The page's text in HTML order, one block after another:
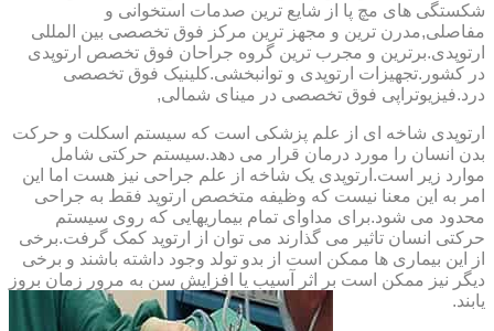
شکستگی های مچ پا از شایع ترین صدمات استخوانی و
مفاصلی,مدرن ترین و مجهز ترین مرکز فوق تخصصی بین المللی
ارتوپدی.برترین ‏و ‏مجرب ‏ترین ‏گروه ‏جراحان ‏فوق ‏تخصص ‏ارتوپدی
‏در ‏کشور.تجهیزات ارتوپدی و توانبخشی.کلینیک فوق تخصصی
درد.فیزیوتراپی فوق تخصصی در مینای شمالی,
ارتوپدی شاخه ای از علم پزشکی است که سیستم اسکلت و حرکت
بدن انسان را مورد درمان قرار می دهد.سیستم حرکتی شامل
موارد زیر است.ارتوپدی یک شاخه از علم جراحی نیز هست اما این
امر به این معنا نیست که وظیفه متخصص ارتوپد فقط به جراحی
محدود می شود.برای مداوای تمام بیماریهایی که روی سیستم
حرکتی انسان تاثیر می گذارند می توان از ارتوپد کمک گرفت.برخی
از این بیماری ها ممکن است از بدو تولد وجود داشته باشند و برخی
دیگر نیز ممکن است بر اثر آسیب یا افزایش سن به مرور زمان بروز
یابند.